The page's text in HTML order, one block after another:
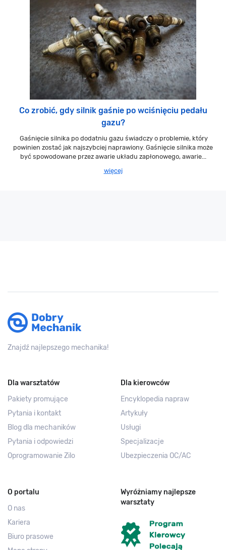
Co zrobić, gdy silnik gaśnie po wciśnięciu pedału
gazu?
Gaśnięcie silnika po dodatniu gazu świadczy o problemie, który
powinien zostać jak najszybciej naprawiony. Gaśnięcie silnika może
być spowodowane przez awarie układu zapłonowego, awarie...
więcej
Znajdź najlepszego mechanika!
Dla warsztatów
Pakiety promujące
Pytania i kontakt
Blog dla mechaników
Pytania i odpowiedzi
Oprogramowanie Zilo
Dla kierowców
Encyklopedia napraw
Artykuły
Usługi
Specjalizacje
Ubezpieczenia OC/AC
O portalu
O nas
Kariera
Biuro prasowe
Wyróżniamy najlepsze
warsztaty